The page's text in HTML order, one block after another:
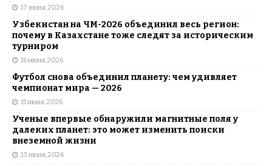
17 июня, 2026
Узбекистан на ЧМ-2026 объединил весь регион:
почему в Казахстане тоже следят за историческим
турниром
16 июня, 2026
Футбол снова объединил планету: чем удивляет
чемпионат мира — 2026
15 июня, 2026
Ученые впервые обнаружили магнитные поля у
далеких планет: это может изменить поиски
внеземной жизни
13 июня, 2026